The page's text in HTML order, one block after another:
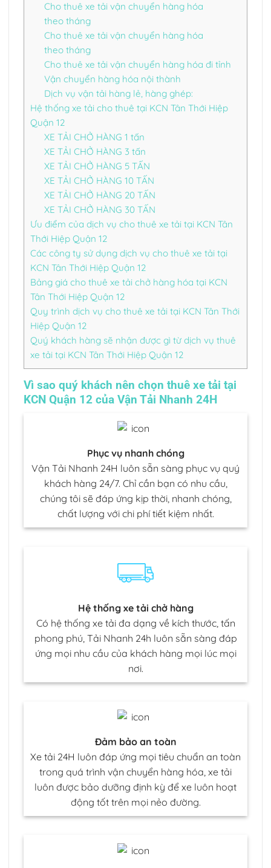
Cho thuê xe tải vận chuyển hàng hóa
theo tháng
Cho thuê xe tải vận chuyển hàng hóa
theo tháng
Cho thuê xe tải vận chuyển hàng hóa đi tỉnh
Vận chuyển hàng hóa nội thành
Dịch vụ vận tải hàng lẻ, hàng ghép:
Hệ thống xe tải cho thuê tại KCN Tân Thới Hiệp
Quận 12
XE TẢI CHỞ HÀNG 1 tấn
XE TẢI CHỞ HÀNG 3 tấn
XE TẢI CHỞ HÀNG 5 TẤN
XE TẢI CHỞ HÀNG 10 TẤN
XE TẢI CHỞ HÀNG 20 TẤN
XE TẢI CHỞ HÀNG 30 TẤN
Ưu điểm của dịch vụ cho thuê xe tải tại KCN Tân
Thới Hiệp Quận 12
Các công ty sử dụng dịch vụ cho thuê xe tải tại
KCN Tân Thới Hiệp Quận 12
Bảng giá cho thuê xe tải chở hàng hóa tại KCN
Tân Thới Hiệp Quận 12
Quy trình dịch vụ cho thuê xe tải tại KCN Tân Thới
Hiệp Quận 12
Quý khách hàng sẽ nhận được gì từ dịch vụ thuê
xe tải tại KCN Tân Thới Hiệp Quận 12
Vì sao quý khách nên chọn thuê xe tải tại
KCN Quận 12 của Vận Tải Nhanh 24H
Phục vụ nhanh chóng
Vận Tải Nhanh 24H luôn sẵn sàng phục vụ quý
khách hàng 24/7. Chỉ cần bạn có nhu cầu,
chúng tôi sẽ đáp ứng kịp thời, nhanh chóng,
chất lượng với chi phí tiết kiệm nhất.
Hệ thống xe tải chở hàng
Có hệ thống xe tải đa dạng về kích thước, tấn
phong phú, Tải Nhanh 24h luôn sẵn sàng đáp
ứng mọi nhu cầu của khách hàng mọi lúc mọi
nơi.
Đảm bảo an toàn
Xe tải 24H luôn đáp ứng mọi tiêu chuẩn an toàn
trong quá trình vận chuyển hàng hóa, xe tải
luôn được bảo dưỡng định kỳ để xe luôn hoạt
động tốt trên mọi nẻo đường.